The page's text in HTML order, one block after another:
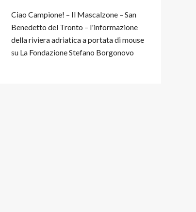
Ciao Campione! – Il Mascalzone – San
Benedetto del Tronto – l'informazione
della riviera adriatica a portata di mouse
su La Fondazione Stefano Borgonovo